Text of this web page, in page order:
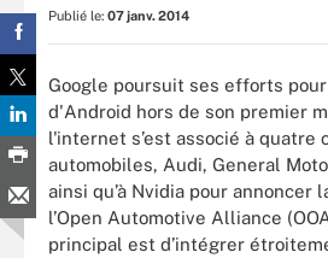
Publié le: 07 janv. 2014
Google poursuit ses efforts
d'Android hors de son premier
l'internet s’est associé à quatre
automobiles, Audi, General
ainsi qu’à Nvidia pour annoncer
l’Open Automotive Alliance
principal est d’intégrer